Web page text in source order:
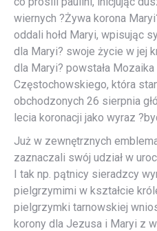
wiernych ?Żywa korona
oddali hołd Maryi, wpisując
dla Maryi? swoje życie w jej
dla Maryi? powstała Mozaika
Częstochowskiego, która
obchodzonych 26 sierpnia
lecia koronacji jako wyraz
Już w zewnętrznych
zaznaczali swój udział w
I tak np. pątnicy sieradzcy
pielgrzymimi w kształcie
pielgrzymki tarnowskiej
korony dla Jezusa i Maryi z